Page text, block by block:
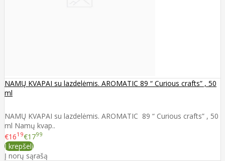
NAMŲ KVAPAI su lazdelėmis. AROMATIC 89 “ Curious crafts” , 50
ml
NAMŲ KVAPAI su lazdelėmis. AROMATIC 89 “ Curious crafts” , 50
ml Namų kvap..
€1619€1799
Į krepšelį
Į norų sąrašą